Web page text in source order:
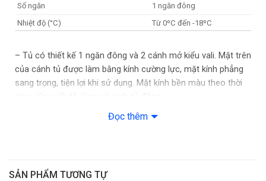
Số ngăn
1 ngăn đông
Nhiệt độ (°C)
Từ 0ºC đến -18ºC
– Tủ có thiết kế 1 ngăn đông và 2 cánh mở kiểu vali. Mặt trên
của cánh tủ được làm bằng kính cường lực, mặt kính phẳng
sang trọng, tiện lợi khi sử dụng. Mặt kính bền màu theo thời
– Dung tích tổng thể của tủ là 400 lít, dung tích sử dụng 320
– Ngăn tủ được làm bằng loại nhựa ABS cao cấp có đặc tính
Đọc thêm
SẢN PHẨM TƯƠNG TỰ